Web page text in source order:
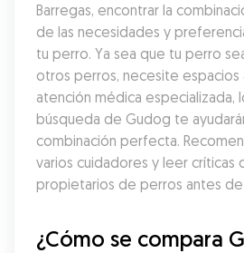
Barregas, encontrar la
de las necesidades y
tu perro. Ya sea que tu perro
otros perros, necesite
atención médica especializada,
búsqueda de Gudog te
combinación perfecta.
varios cuidadores y leer críticas
propietarios de perros antes
¿Cómo se compara